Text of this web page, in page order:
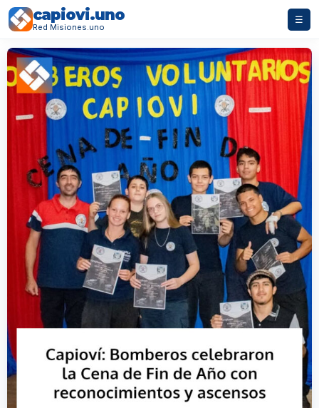
capiovi.uno
Red Misiones.uno
☰